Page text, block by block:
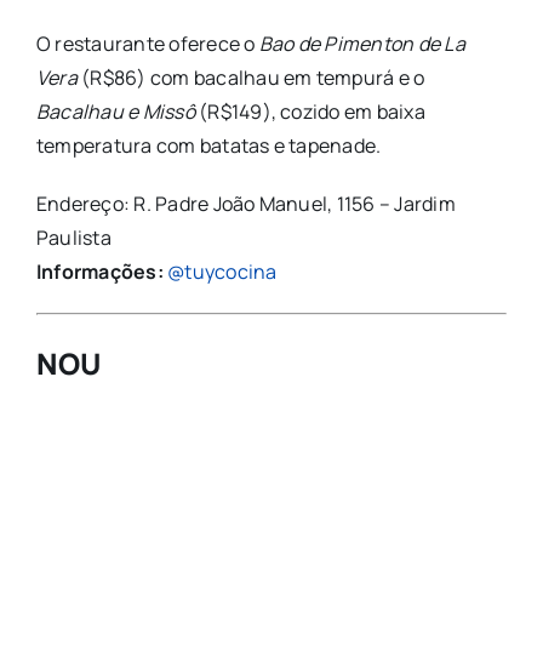
O restaurante oferece o Bao de Pimenton de La
Vera(R$86) com bacalhau em tempurá e o
Bacalhau e Missô(R$149), cozido em baixa
temperatura com batatas e tapenade.
Endereço: R. Padre João Manuel, 1156 – Jardim
Paulista
Informações: @tuycocina
NOU